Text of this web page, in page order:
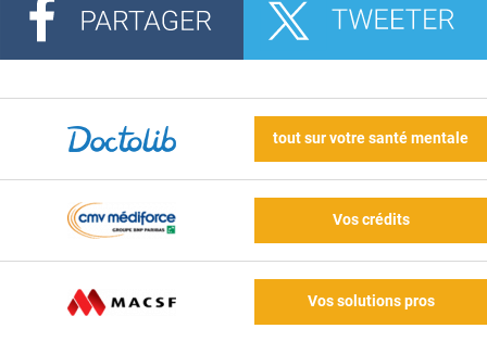
tout sur votre santé mentale
Vos crédits
Vos solutions pros